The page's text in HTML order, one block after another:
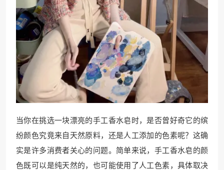
当你在挑选一块漂亮的手工香水皂时，是否曾好奇它的缤
纷颜色究竟来自天然原料，还是人工添加的色素呢？这确
实是许多消费者关心的问题。简单来说，手工香水皂的颜
色既可以是纯天然的，也可能使用了人工色素，具体取决